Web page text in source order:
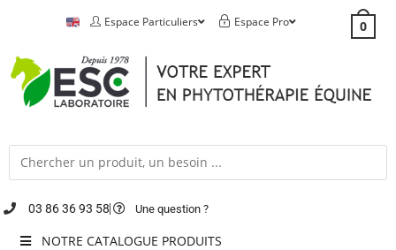
Espace Particuliers Espace Pro 0
03 86 36 93 58 Une question ?
NOTRE CATALOGUE PRODUITS